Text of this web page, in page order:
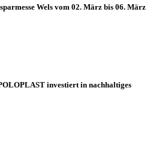
Wels vom 02. März bis 06. März
investiert in nachhaltiges